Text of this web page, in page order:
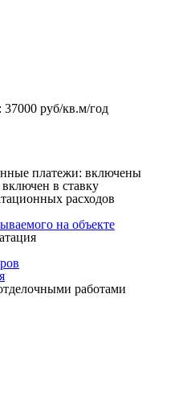
37000 руб/кв.м/год
платежи: включены
в ставку
расходов
на объекте
работами